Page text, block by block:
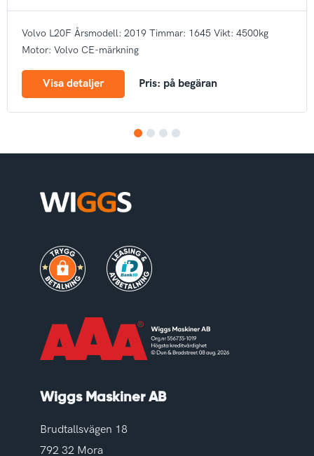
Volvo L20F Årsmodell: 2019 Timmar: 1645 Vikt: 4500kg
Motor: Volvo CE-märkning
Visa detaljer Pris: på begäran
4
Wiggs Maskiner AB
Brudtallsvägen 18
792 32 Mora